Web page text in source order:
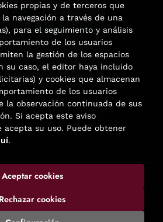
actividad ha recibido una ayuda
la modernización de las librerías de
la Comunidad de Madrid
correspondiente al año 2025.
. Todos los Derechos Reservados |
propias y de terceros que
navegación a través de una
para el seguimiento y análisis
de los usuarios
la gestión de los espacios
su caso, el editor haya incluido
y cookies que almacenan
de los usuarios
la observación continuada de sus
Si acepta este aviso
acepta su uso. Puede obtener
.
Rechazar cookies
Aceptar cookies